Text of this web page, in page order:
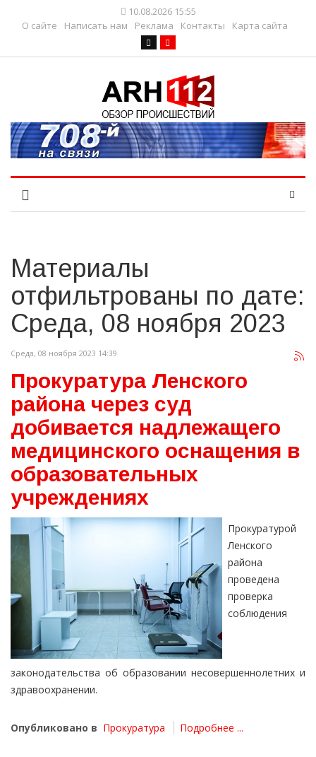
10.08.2026 15:55
О сайте
Написать нам Реклама Контакты Карта сайта
Материалы
отфильтрованы по дате:
Среда, 08 ноября 2023
Среда, 08 ноября 2023 14:39
Прокуратура Ленского
района через суд
добивается надлежащего
медицинского оснащения в
образовательных
учреждениях
Прокуратурой
Ленского
района
проведена
проверка
соблюдения
законодательства об образовании несовершеннолетних и
здравоохранении.
Опубликовано в Прокуратура Подробнее ...